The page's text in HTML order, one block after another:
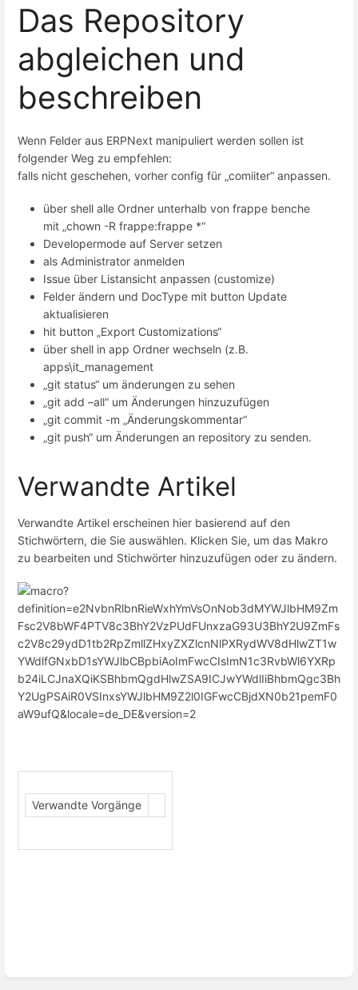
Das Repository
abgleichen und
beschreiben
Wenn Felder aus ERPNext manipuliert werden sollen ist
folgender Weg zu empfehlen:
falls nicht geschehen, vorher config für „comiiter“ anpassen.
über shell alle Ordner unterhalb von frappe benche
mit „chown -R frappe:frappe *“
Developermode auf Server setzen
als Administrator anmelden
Issue über Listansicht anpassen (customize)
Felder ändern und DocType mit button Update
aktualisieren
hit button „Export Customizations“
über shell in app Ordner wechseln (z.B.
apps\it_management
„git status“ um änderungen zu sehen
„git add –all“ um Änderungen hinzuzufügen
„git commit -m „Änderungskommentar“
„git push“ um Änderungen an repository zu senden.
Verwandte Artikel
Verwandte Artikel erscheinen hier basierend auf den
Stichwörtern, die Sie auswählen. Klicken Sie, um das Makro
zu bearbeiten und Stichwörter hinzuzufügen oder zu ändern.
Verwandte Vorgänge